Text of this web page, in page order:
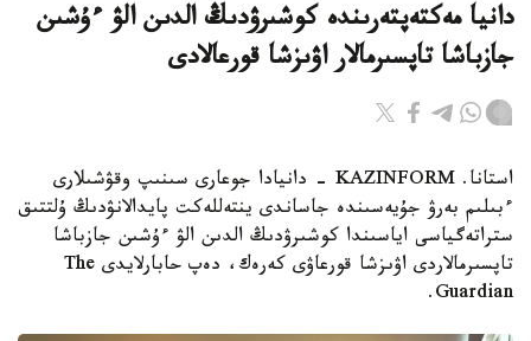
دانيا مەكتەپتەرىندە كوشىرۋدىڭ الدىن الۋ ءۇشىن
جازباشا تاپسىرمالار اۋىزشا قورعالادى
استانا. KAZINFORM - دانيادا جوعارى سىنىپ وقۋشىلارى
ءبىلىم بەرۋ جۇيەسىندە جاساندى ينتەللەكت پايدالانۋدىڭ ۇلتتىق
ستراتەگياسى اياسىندا كوشىرۋدىڭ الدىن الۋ ءۇشىن جازباشا
تاپسىرمالاردى اۋىزشا قورعاۋى كەرەك، دەپ حابارلايدى The
Guardian.